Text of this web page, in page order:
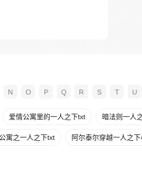
N O P Q R S T U
爱情公寓里的一人之下txt 暗法则一人
寓之一人之下txt 阿尔泰尔穿越一人之下